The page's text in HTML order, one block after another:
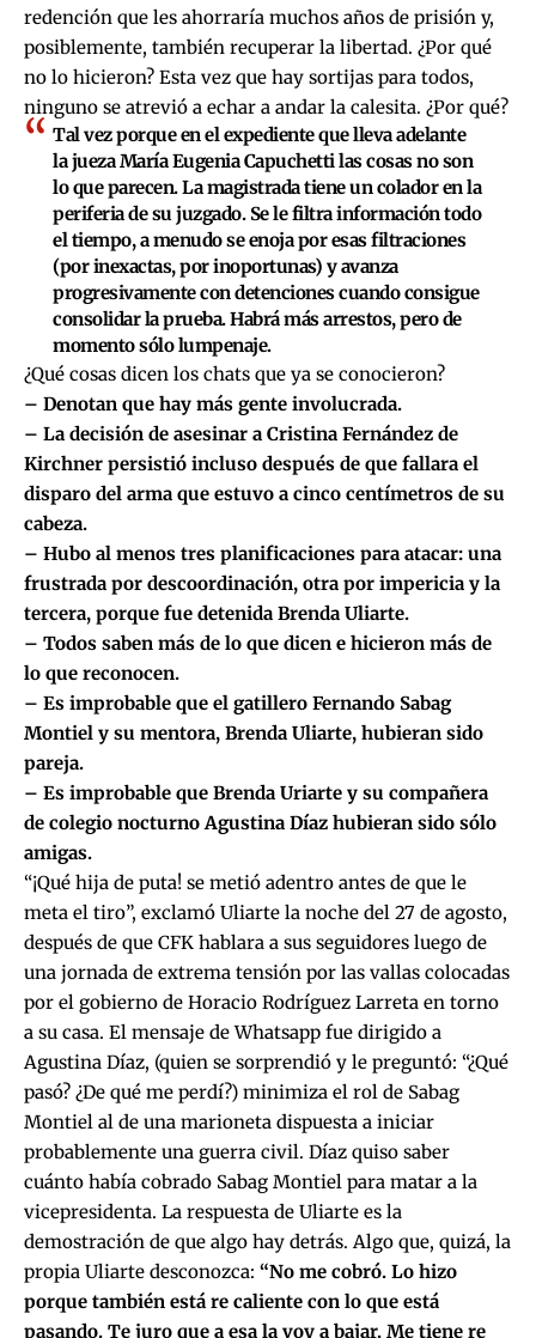
redención que les ahorraría muchos años de prisión y,
posiblemente, también recuperar la libertad. ¿Por qué
no lo hicieron? Esta vez que hay sortijas para todos,
ninguno se atrevió a echar a andar la calesita. ¿Por qué?
Tal vez porque en el expediente que lleva adelante
la jueza María Eugenia Capuchetti las cosas no son
lo que parecen. La magistrada tiene un colador en la
periferia de su juzgado. Se le filtra información todo
el tiempo, a menudo se enoja por esas filtraciones
(por inexactas, por inoportunas) y avanza
progresivamente con detenciones cuando consigue
consolidar la prueba. Habrá más arrestos, pero de
momento sólo lumpenaje.
¿Qué cosas dicen los chats que ya se conocieron?
– Denotan que hay más gente involucrada.
– La decisión de asesinar a Cristina Fernández de
Kirchner persistió incluso después de que fallara el
disparo del arma que estuvo a cinco centímetros de su
cabeza.
– Hubo al menos tres planificaciones para atacar: una
frustrada por descoordinación, otra por impericia y la
tercera, porque fue detenida Brenda Uliarte.
– Todos saben más de lo que dicen e hicieron más de
lo que reconocen.
– Es improbable que el gatillero Fernando Sabag
Montiel y su mentora, Brenda Uliarte, hubieran sido
pareja.
– Es improbable que Brenda Uriarte y su compañera
de colegio nocturno Agustina Díaz hubieran sido sólo
amigas.
“¡Qué hija de puta! se metió adentro antes de que le
meta el tiro”, exclamó Uliarte la noche del 27 de agosto,
después de que CFK hablara a sus seguidores luego de
una jornada de extrema tensión por las vallas colocadas
por el gobierno de Horacio Rodríguez Larreta en torno
a su casa. El mensaje de Whatsapp fue dirigido a
Agustina Díaz, (quien se sorprendió y le preguntó: “¿Qué
pasó? ¿De qué me perdí?) minimiza el rol de Sabag
Montiel al de una marioneta dispuesta a iniciar
probablemente una guerra civil. Díaz quiso saber
cuánto había cobrado Sabag Montiel para matar a la
vicepresidenta. La respuesta de Uliarte es la
demostración de que algo hay detrás. Algo que, quizá, la
propia Uliarte desconozca: “No me cobró. Lo hizo
porque también está re caliente con lo que está
pasando. Te juro que a esa la voy a bajar. Me tiene re